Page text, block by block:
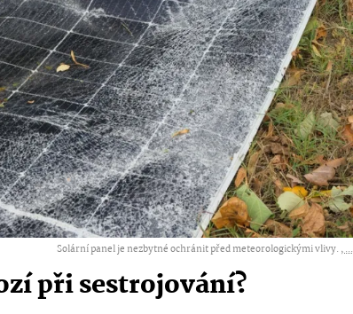
Solární panel je nezbytné ochránit před meteorologickými vlivy. ,...
při sestrojování?